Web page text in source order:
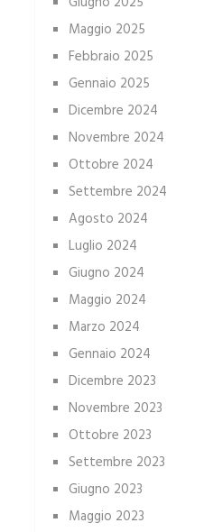
Maggio 2025
Febbraio 2025
Gennaio 2025
Dicembre 2024
Novembre 2024
Ottobre 2024
Settembre 2024
Agosto 2024
Luglio 2024
Giugno 2024
Maggio 2024
Marzo 2024
Gennaio 2024
Dicembre 2023
Novembre 2023
Ottobre 2023
Settembre 2023
Giugno 2023
Maggio 2023